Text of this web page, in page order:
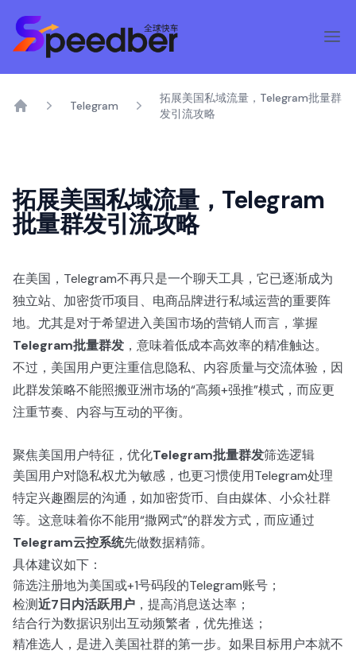
Telegram
拓展美国私域流量，Telegram批量群
发引流攻略
拓展美国私域流量，Telegram
批量群发引流攻略
在美国，Telegram不再只是一个聊天工具，它已逐渐成为
独立站、加密货币项目、电商品牌进行私域运营的重要阵
地。尤其是对于希望进入美国市场的营销人而言，掌握
Telegram批量群发 ，意味着低成本高效率的精准触达。
不过，美国用户更注重信息隐私、内容质量与交流体验，因
此群发策略不能照搬亚洲市场的“高频+强推”模式，而应更
注重节奏、内容与互动的平衡。
聚焦美国用户特征，优化Telegram批量群发筛选逻辑
美国用户对隐私权尤为敏感，也更习惯使用Telegram处理
特定兴趣圈层的沟通，如加密货币、自由媒体、小众社群
等。这意味着你不能用“撒网式”的群发方式，而应通过
Telegram云控系统先做数据精筛。
具体建议如下：
筛选注册地为美国或+1号码段的Telegram账号；
检测近7日内活跃用户 ，提高消息送达率；
结合行为数据识别出互动频繁者，优先推送；
精准选人，是进入美国社群的第一步。如果目标用户本就不